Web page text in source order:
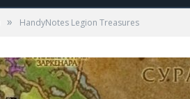
» HandyNotes Legion Treasures